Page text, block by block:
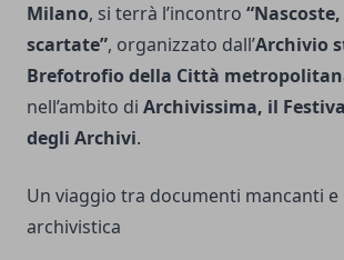
Milano, si terrà l’incontro
scartate”, organizzato dall’Archivio
Brefotrofio della Città
nell’ambito di Archivissima, il
degli Archivi.
Un viaggio tra documenti mancanti
archivistica